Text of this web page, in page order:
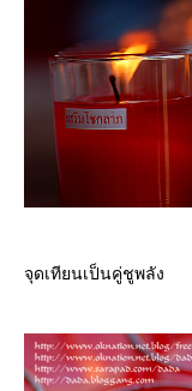
จุดเทียนเป็นคู่ชูพลัง